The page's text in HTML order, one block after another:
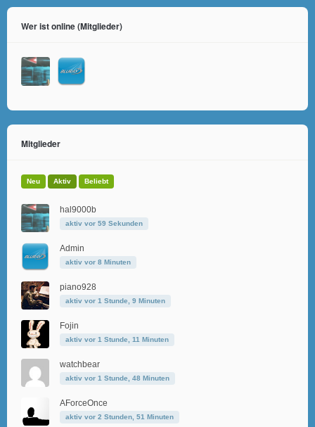
Wer ist online (Mitglieder)
Mitglieder
Neu Aktiv Beliebt
hal9000b
aktiv vor 59 Sekunden
Admin
aktiv vor 8 Minuten
piano928
aktiv vor 1 Stunde, 9 Minuten
Fojin
aktiv vor 1 Stunde, 11 Minuten
watchbear
aktiv vor 1 Stunde, 48 Minuten
AForceOnce
aktiv vor 2 Stunden, 51 Minuten